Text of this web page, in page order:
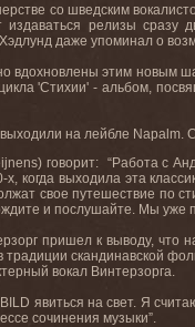
со шведским
издаваться релизы сразу
даже упоминал о
вдохновлены этим новым
'Стихии' - альбом,
на лейбле Napalm.
говорит: “Работа с
когда выходила эта
свое путешествие по
и послушайте. Мы уже
пришел к выводу,
традиции скандинавской
вокал Винтерзорга.
явиться на свет. Я
сочинения музыки”.